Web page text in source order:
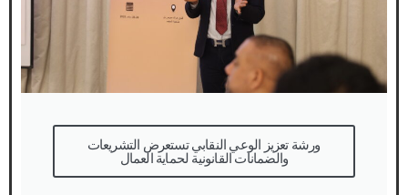
والضمانات القانونية لحماية العمال